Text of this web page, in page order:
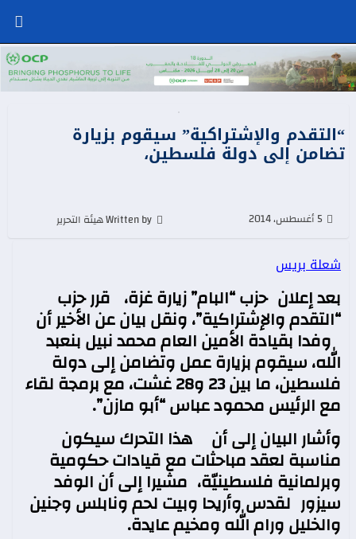
“التقدم والإشتراكية” سيقوم بزيارة
تضامن إلى دولة فلسطين،
شعلة بريس
بعد إعلان حزب “البام” زيارة غزة، قرر حزب
“التقدم والإشتراكية”، ونقل بيان عن الأخير أن
وفدا بقيادة الأمين العام محمد نبيل بنعبد
الله، سيقوم بزيارة عمل وتضامن إلى دولة
فلسطين، ما بين 23 و28 غشت، مع برمجة لقاء
مع الرئيس محمود عباس “أبو مازن”.
وأشار البيان إلى أن هذا التحرك سيكون
مناسبة لعقد مباحثات مع قيادات حكومية
وبرلمانية فلسطينيّة، مشيرا إلى أن الوفد
سيزور لقدس وأريحا وبيت لحم ونابلس وجنين
والخليل ورام الله ومخيم عايدة.